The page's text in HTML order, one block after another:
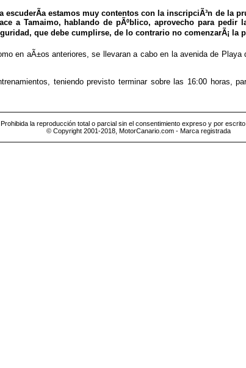
escuderÃ­a estamos muy contentos con la inscripciÃ³n de la
a Tamaimo, hablando de pÃºblico, aprovecho para
que debe cumplirse, de lo contrario no comenzarÃ¡ la
en aÃ±os anteriores, se llevaran a cabo en la avenida de
teniendo previsto terminar sobre las 16:00 horas,
Prohibida la reproducción total o parcial sin el consentimiento expreso y por escrito
© Copyright 2001-2018, MotorCanario.com - Marca registrada